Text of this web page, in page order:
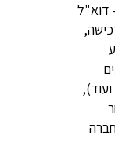
דוא"ל